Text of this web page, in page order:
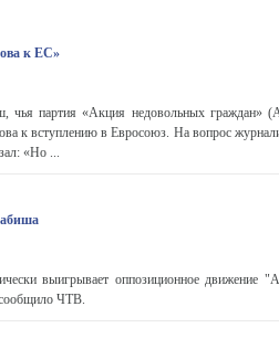
к ЕС»
чья партия «Акция недовольных граждан»
к вступлению в Евросоюз. На вопрос
«Но ...
выигрывает оппозиционное движение
ЧТВ.